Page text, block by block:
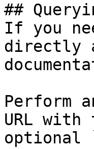
##
If you
directly
Perform
URL
optional